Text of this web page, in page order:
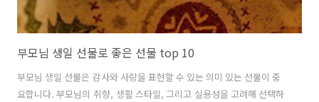
부모님 생일 선물로 좋은 선물 top 10
부모님 생일 선물은 감사와 사랑을 표현할 수 있는 의미 있는 선물이 중
요합니다. 부모님의 취향, 생활 스타일, 그리고 실용성을 고려해 선택하